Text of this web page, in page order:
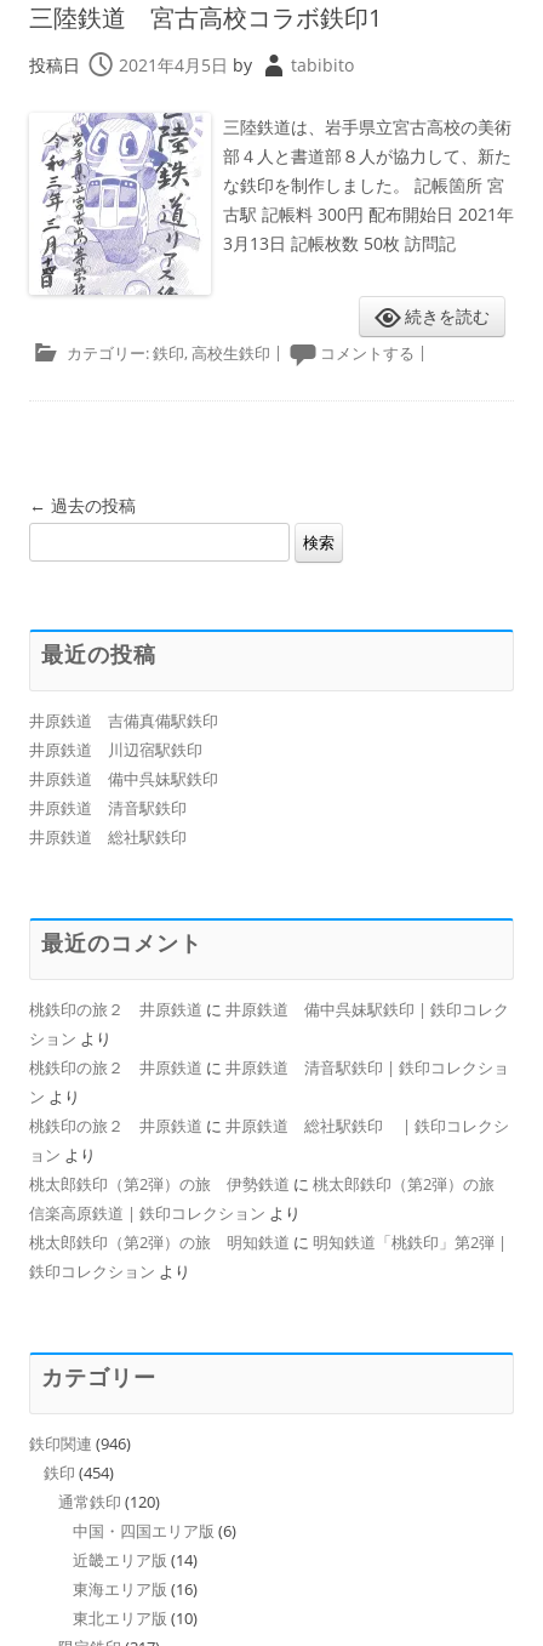
三陸鉄道 宮古高校コラボ鉄印1
投稿日 2021年4月5日 by tabibito
三陸鉄道は、岩手県立宮古高校の美術
部４人と書道部８人が協力して、新た
な鉄印を制作しました。 記帳箇所 宮
古駅 記帳料 300円 配布開始日 2021年
3月13日 記帳枚数 50枚 訪問記
続きを読む
カテゴリー:鉄印,高校生鉄印 | コメントする |
投
ゲ
シ
ョ
ン
← 過去の投稿
索:
最近の投稿
井原鉄道 吉備真備駅鉄印
井原鉄道 川辺宿駅鉄印
井原鉄道 備中呉妹駅鉄印
井原鉄道 清音駅鉄印
井原鉄道 総社駅鉄印
最近のコメント
桃鉄印の旅２ 井原鉄道 に 井原鉄道 備中呉妹駅鉄印 | 鉄印コレク
ション より
桃鉄印の旅２ 井原鉄道 に 井原鉄道 清音駅鉄印 | 鉄印コレクショ
ン より
桃鉄印の旅２ 井原鉄道 に 井原鉄道 総社駅鉄印 | 鉄印コレクシ
ョン より
桃太郎鉄印（第2弾）の旅 伊勢鉄道 に 桃太郎鉄印（第2弾）の旅
信楽高原鉄道 | 鉄印コレクション より
桃太郎鉄印（第2弾）の旅 明知鉄道 に 明知鉄道「桃鉄印」第2弾 |
鉄印コレクション より
カテゴリー
鉄印関連 (946)
鉄印 (454)
通常鉄印 (120)
中国・四国エリア版 (6)
近畿エリア版 (14)
東海エリア版 (16)
東北エリア版 (10)